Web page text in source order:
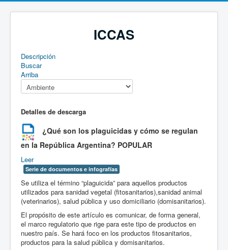
ICCAS
Descripción
Buscar
Arriba
Detalles de descarga
¿Qué son los plaguicidas y cómo se regulan
en la República Argentina? POPULAR
Leer
Serie de documentos e infografías
Se utiliza el término “plaguicida” para aquellos productos
utilizados para sanidad vegetal (fitosanitarios),sanidad animal
(veterinarios), salud pública y uso domiciliario (domisanitarios).
El propósito de este artículo es comunicar, de forma general,
el marco regulatorio que rige para este tipo de productos en
nuestro país. Se hará foco en los productos fitosanitarios,
productos para la salud pública y domisanitarios.